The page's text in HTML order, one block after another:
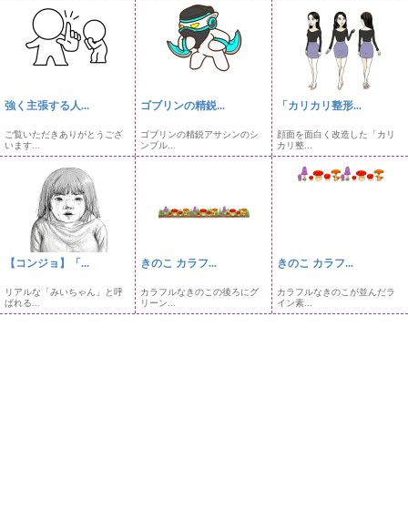
強く主張する人...
ご覧いただきありがとうござ
います...
ゴブリンの精鋭...
ゴブリンの精鋭アサシンのシ
ンプル...
「カリカリ整形...
顔面を面白く改造した「カリ
カリ整...
【コンジョ】「...
リアルな「みいちゃん」と呼
ばれる...
きのこ カラフ...
カラフルなきのこの後ろにグ
リーン...
きのこ カラフ...
カラフルなきのこが並んだラ
イン素...